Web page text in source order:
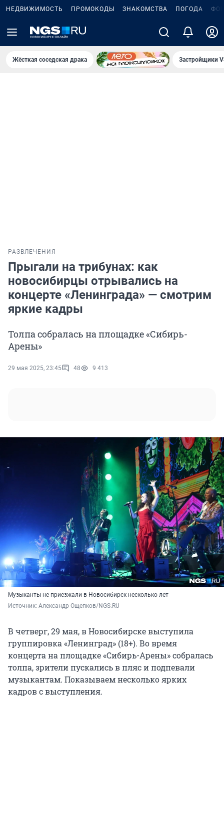
НЕДВИЖИМОСТЬ ПРОМОКОДЫ ЗНАКОМСТВА ПОГОДА
Жёсткая соседская драка Застройщики
РАЗВЛЕЧЕНИЯ
Прыгали на трибунах: как
новосибирцы отрывались на
концерте «Ленинграда» — смотрим
яркие кадры
Толпа собралась на площадке «Сибирь-
Арены»
29 мая 2025, 23:45 48 9 413
Музыканты не приезжали в Новосибирск несколько лет
Источник: Александр Ощепков/NGS.RU
В четверг, 29 мая, в Новосибирске выступила
группировка «Ленинград» (18+). Во время
концерта на площадке «Сибирь-Арены» собралась
толпа, зрители пускались в пляс и подпевали
музыкантам. Показываем несколько ярких
кадров с выступления.